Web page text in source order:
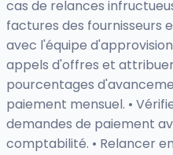
cas de relances
factures des fournisseurs
avec l'équipe
appels d'offres et
pourcentages
paiement mensuel. •
demandes de paiement
comptabilité. • Relancer